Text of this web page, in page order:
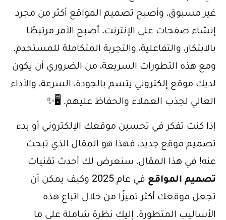
غير مسبوق، وأصبح تصميم المواقع أكثر من مجرد
إنشاء صفحات على الإنترنت. أصبح الأمر مرتبطًا
بالابتكار، والتفاعلية، والتجربة المتكاملة للمستخدم.
ومع هذه التطورات السريعة، من الضروري أن يكون
لديك موقع إلكتروني يتسم بالجودة، السرعة، والأداء
العالي لجذب العملاء والحفاظ عليهم. 🖥️✨
إذا كنت تفكر في تحسين موقعك الإلكتروني أو بدء
تصميم موقع جديد، فهذا هو المقال الذي تبحث
عنه! في هذا المقال، سنعرض لك أحدث تقنيات
تصميم المواقع
في عام 2025 وكيف يمكن أن
تجعل موقعك أكثر تميزًا من خلال اتباع هذه
الأساليب المتطورة. إليك نظرة شاملة على ما